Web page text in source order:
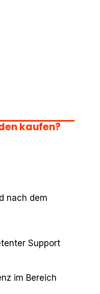
kaufen?
nach dem
Support
im Bereich